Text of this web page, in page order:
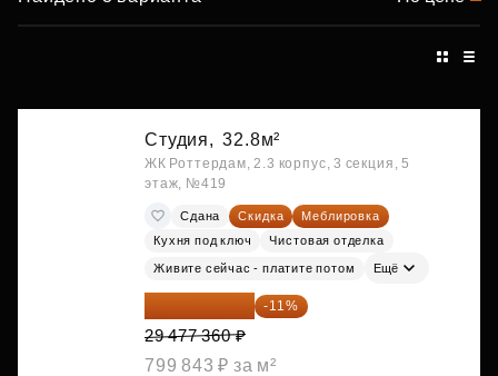
Студия, 32.8м²
ЖК Роттердам, 2.3 корпус, 3 секция, 5
этаж, №419
Сдана Скидка
Меблировка
Кухня под ключ
Чистовая отделка
Живите сейчас - платите потом Ещё
26 234 850 ₽ -11%
29 477 360 ₽
799 843 ₽ за м²